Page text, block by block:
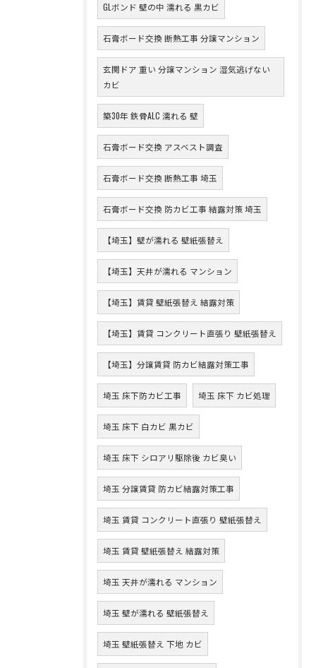
GLボンド 壁の中 濡れる 黒カビ
石膏ボード交換 断熱工事 分譲マンション
玄関ドア 重い 分譲マンション 湿気逃げない
カビ
築30年 鉄骨ALC 濡れる 壁
石膏ボード交換 アスベスト調査
石膏ボード交換 断熱工事 埼玉
石膏ボード交換 防カビ工事 結露対策 埼玉
【埼玉】壁が濡れる 壁紙張替え
【埼玉】天井が濡れる マンション
【埼玉】賃貸 壁紙張替え 結露対策
【埼玉】賃貸 コンクリート直張り 壁紙張替え
【埼玉】分譲賃貸 防カビ結露対策工事
埼玉 床下防カビ工事 埼玉 床下 カビ処理
埼玉 床下 白カビ 黒カビ
埼玉 床下 シロアリ駆除後 カビ臭い
埼玉 分譲賃貸 防カビ結露対策工事
埼玉 賃貸 コンクリート直張り 壁紙張替え
埼玉 賃貸 壁紙張替え 結露対策
埼玉 天井が濡れる マンション
埼玉 壁が濡れる 壁紙張替え
埼玉 壁紙張替え 下地 カビ